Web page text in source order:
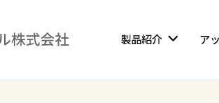
製品紹介 ア